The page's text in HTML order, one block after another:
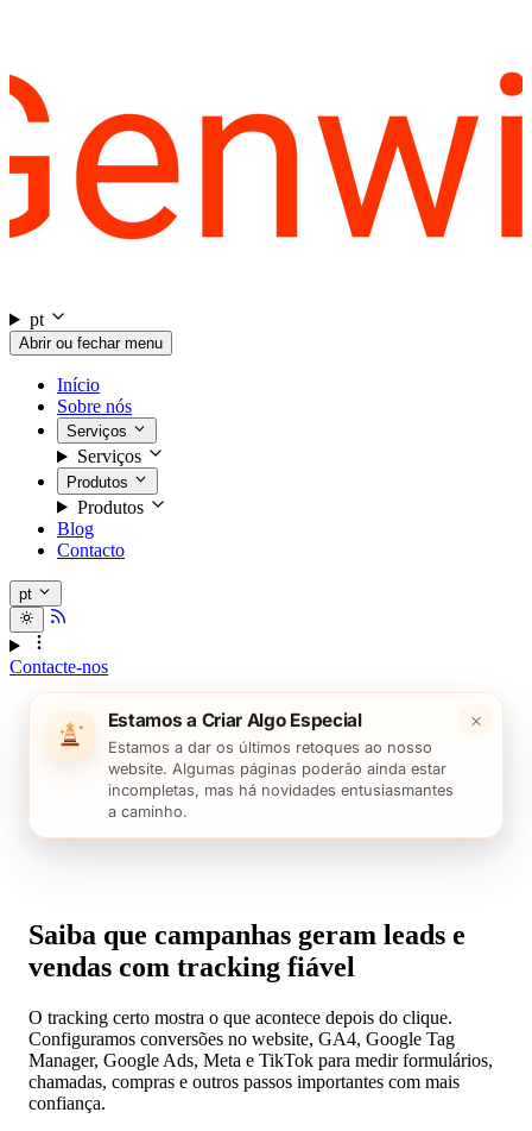
pt
Abrir ou fechar menu
Início
Sobre nós
Serviços
Serviços
Produtos
Produtos
Blog
Contacto
pt
Contacte-nos
×
Estamos a Criar Algo Especial
Estamos a dar os últimos retoques ao nosso
website. Algumas páginas poderão ainda estar
incompletas, mas há novidades entusiasmantes
a caminho.
Saiba que campanhas geram leads e
vendas com tracking fiável
O tracking certo mostra o que acontece depois do clique.
Configuramos conversões no website, GA4, Google Tag
Manager, Google Ads, Meta e TikTok para medir formulários,
chamadas, compras e outros passos importantes com mais
confiança.